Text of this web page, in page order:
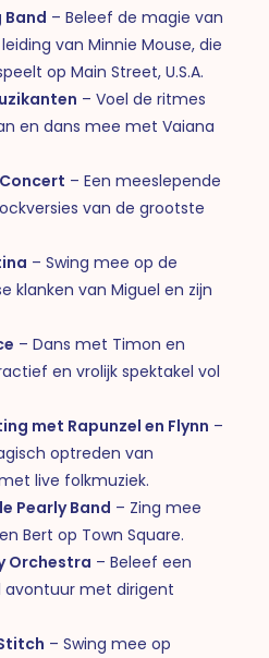
Band – Beleef de magie van
van Minnie Mouse, die
op Main Street, U.S.A.
– Voel de ritmes
en dans mee met Vaiana
– Een meeslepende
van de grootste
– Swing mee op de
klanken van Miguel en zijn
– Dans met Timon en
en vrolijk spektakel vol
met Rapunzel en Flynn –
optreden van
live folkmuziek.
Pearly Band – Zing mee
Bert op Town Square.
Orchestra – Beleef een
avontuur met dirigent
– Swing mee op